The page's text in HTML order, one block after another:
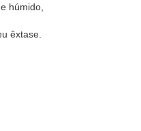
húmido,
êxtase.